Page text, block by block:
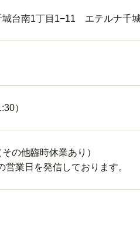
城台南1丁目1−11 エテルナ千
）
の他臨時休業あり）
業日を発信しております。